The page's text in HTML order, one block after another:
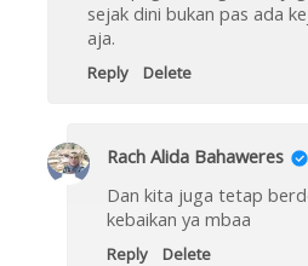
sejak dini bukan pas ada
aja.
Reply Delete
Rach Alida Bahaweres
Dan kita juga tetap
kebaikan ya mbaa
Reply Delete